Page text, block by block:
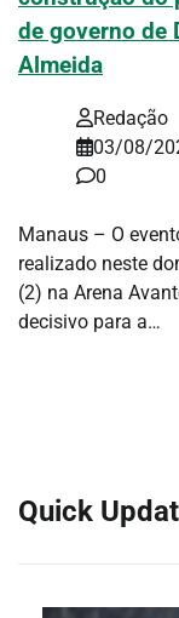
de governo de
Almeida
Redação
03/08/
0
Manaus – O
realizado neste
(2) na Arena
decisivo para a…
Quick